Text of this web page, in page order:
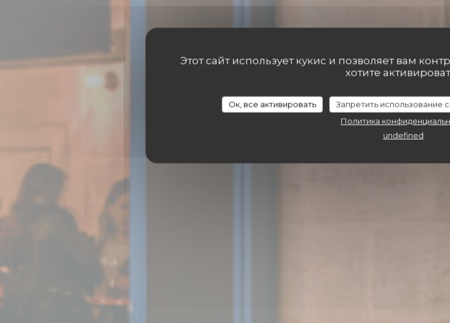
Этот сайт использует кукис и позволяет вам
хотите
Ок, все активировать Запретить использование
Политика
undefined
BISTROT
LE